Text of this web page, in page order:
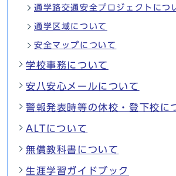
通学路交通安全プロジェクトにつ
通学区域について
安全マップについて
学校事務について
安八安心メールについて
警報発表時等の休校・登下校に
ALTについて
無償教科書について
生涯学習ガイドブック